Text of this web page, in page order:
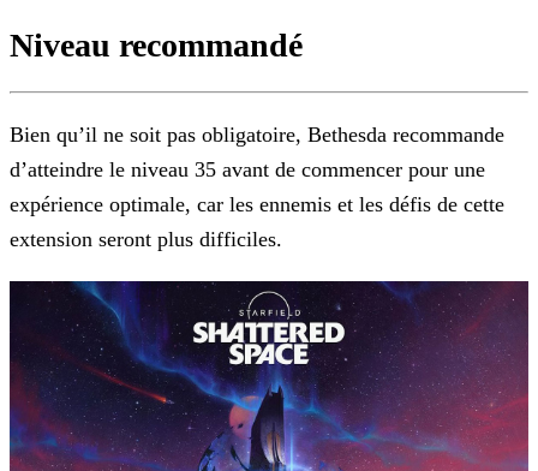
Niveau recommandé
Bien qu’il ne soit pas obligatoire, Bethesda recommande
d’atteindre le niveau 35 avant de commencer pour une
expérience optimale, car les ennemis et les défis de cette
extension seront plus difficiles.